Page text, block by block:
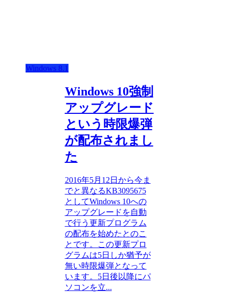
Windows 8.1
Windows 10強制
アップグレード
という時限爆弾
が配布されまし
た
2016年5月12日から今ま
でと異なるKB3095675
としてWindows 10への
アップグレードを自動
で行う更新プログラム
の配布を始めたとのこ
とです。この更新プロ
グラムは5日しか猶予が
無い時限爆弾となって
います。5日後以降にパ
ソコンを立...